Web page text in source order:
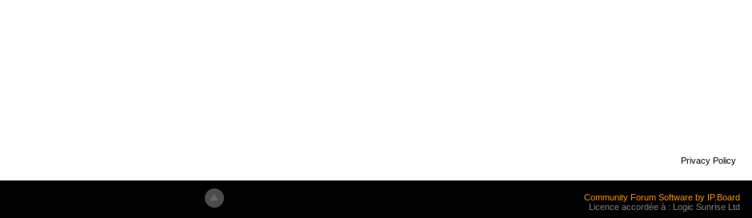
Privacy Policy
Community Forum Software by IP.Board
Licence accordée à : Logic Sunrise Ltd